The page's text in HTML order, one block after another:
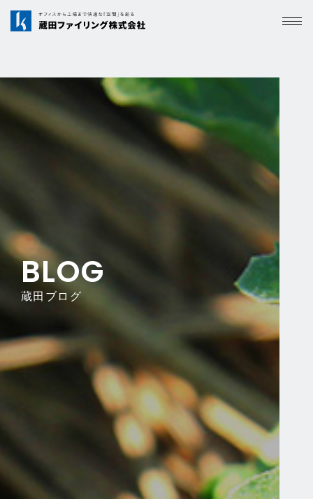
BLOG
蔵田ブログ